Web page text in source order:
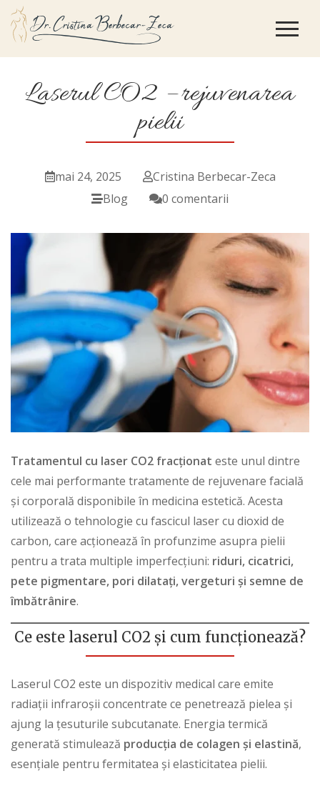
Laserul CO2 – rejuvenarea
pielii
mai 24, 2025
Cristina Berbecar-Zeca
Blog
0 comentarii
Tratamentul cu laser CO2 fracționat este unul dintre
cele mai performante tratamente de rejuvenare facială
și corporală disponibile în medicina estetică. Acesta
utilizează o tehnologie cu fascicul laser cu dioxid de
carbon, care acționează în profunzime asupra pielii
pentru a trata multiple imperfecțiuni: riduri, cicatrici,
pete pigmentare, pori dilatați, vergeturi și semne de
îmbătrânire.
Ce este laserul CO2 și cum funcționează?
Laserul CO2 este un dispozitiv medical care emite
radiații infraroșii concentrate ce penetrează pielea și
ajung la țesuturile subcutanate. Energia termică
generată stimulează producția de colagen și elastină,
esențiale pentru fermitatea și elasticitatea pielii.